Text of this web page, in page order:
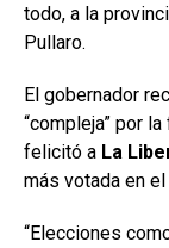
todo, a la
Pullaro.
El gobernador
“compleja” por
felicitó a La
más votada en el
“Elecciones